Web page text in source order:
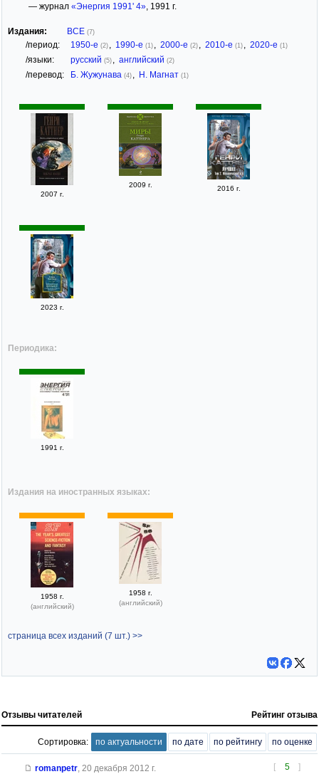
— журнал «Энергия 1991' 4», 1991 г.
Издания: ВСЕ (7)
/период: 1950-е (2) 1990-е (1) 2000-е (2) 2010-е (1) 2020-е (1)
/языки: русский (5) английский (2)
/перевод: Б. Жужунава (4) Н. Магнат (1)
2007 г.
2009 г. 2016 г.
2023 г.
Периодика:
1991 г.
Издания на иностранных языках:
1958 г.
(английский)
1958 г.
(английский)
страница всех изданий (7 шт.) >>
Отзывы читателей Рейтинг отзыва
Сортировка: по актуальности по дате по рейтингу по оценке
[ 5 ]
romanpetr, 20 декабря 2012 г.